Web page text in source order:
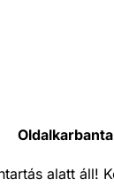
alatt áll!